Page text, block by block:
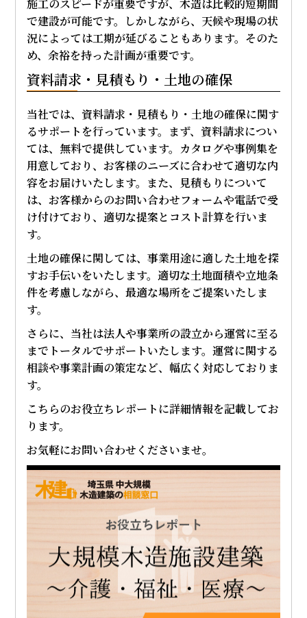
施工のスピードが重要ですが、木造は比較的短期間
で建設が可能です。しかしながら、天候や現場の状
況によっては工期が延びることもあります。そのた
め、余裕を持った計画が重要です。
資料請求・見積もり・土地の確保
当社では、資料請求・見積もり・土地の確保に関す
るサポートを行っています。まず、資料請求につい
ては、無料で提供しています。カタログや事例集を
用意しており、お客様のニーズに合わせて適切な内
容をお届けいたします。また、見積もりについて
は、お客様からのお問い合わせフォームや電話で受
け付けており、適切な提案とコスト計算を行いま
す。
土地の確保に関しては、事業用途に適した土地を探
すお手伝いをいたします。適切な土地面積や立地条
件を考慮しながら、最適な場所をご提案いたしま
す。
さらに、当社は法人や事業所の設立から運営に至る
までトータルでサポートいたします。運営に関する
相談や事業計画の策定など、幅広く対応しておりま
す。
こちらのお役立ちレポートに詳細情報を記載してお
ります。
お気軽にお問い合わせくださいませ。